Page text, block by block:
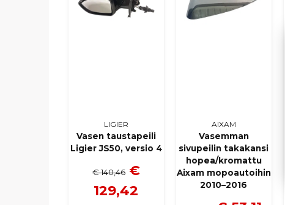
LIGIER
Vasen taustapeili
Ligier JS50, versio 4
€ 140,46 €
129,42
AIXAM
Vasemman
sivupeilin takakansi
hopea/kromattu
Aixam mopoautoihin
2010–2016